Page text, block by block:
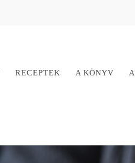
RECEPTEK A KÖNYV